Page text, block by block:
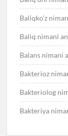
Baliqko’z
Baliq nimani
Balans nimani
Bakterioz
Bakteriolog
Bakteriya